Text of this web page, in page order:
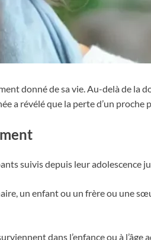
donné de sa vie. Au-delà de la
a révélé que la perte d’un
suivis depuis leur adolescence
un enfant ou un frère ou une
dans l’enfance ou à